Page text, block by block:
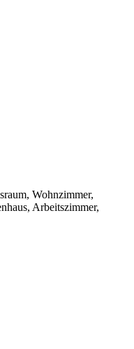
Wohnzimmer,
Arbeitszimmer,